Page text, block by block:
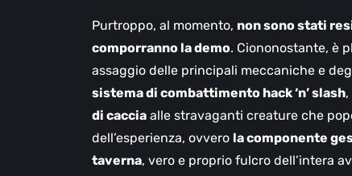
Purtroppo, al momento, non sono stati
comporranno la demo. Ciononostante, è
assaggio delle principali meccaniche e
sistema di combattimento hack ‘n’ slash
di caccia alle stravaganti creature che
dell’esperienza, ovvero la componente
taverna, vero e proprio fulcro dell’intera